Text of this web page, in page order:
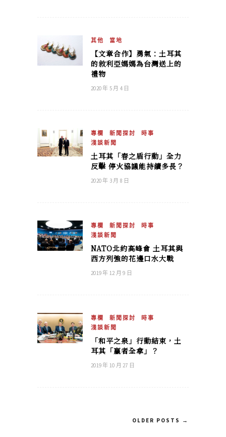
其他 當地
【文章合作】勇氣：土耳其
的敘利亞媽媽為台灣送上的
禮物
2020 年 5 月 4 日
專欄 新聞探討
時事
淺談新聞
土耳其「春之盾行動」全力
反擊 停火協議能持續多長？
2020 年 3 月 8 日
專欄 新聞探討
時事
淺談新聞
NATO北約高峰會 土耳其與
西方列強的花邊口水大戰
2019 年 12 月 9 日
專欄 新聞探討
時事
淺談新聞
「和平之泉」行動結束，土
耳其「贏者全拿」？
2019 年 10 月 27 日
OLDER POSTS →